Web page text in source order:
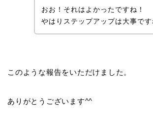
おお！それはよかったですね！
やはりステップアップは大事で
このような報告をいただけました。
ありがとうございます^^